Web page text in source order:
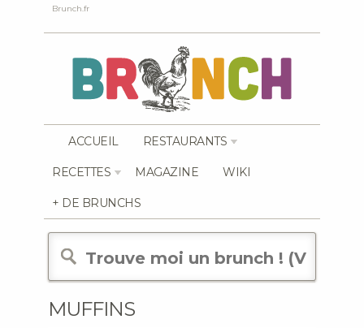
Brunch.fr
ACCUEIL RESTAURANTS
RECETTES MAGAZINE WIKI
+ DE BRUNCHS
MUFFINS